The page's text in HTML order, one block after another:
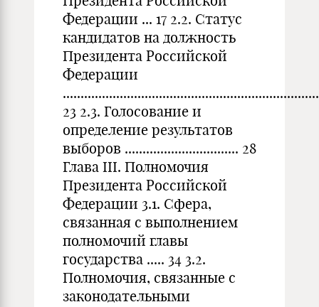
Федерации ... 17 2.2. Статус
кандидатов на должность
Президента Российской
Федерации
23 2.3. Голосование и
определение результатов
выборов ................................ 28
Глава III. Полномочия
Президента Российской
Федерации 3.1. Сфера,
связанная с выполнением
полномочий главы
государства ..... 34 3.2.
Полномочия, связанные с
законодательными